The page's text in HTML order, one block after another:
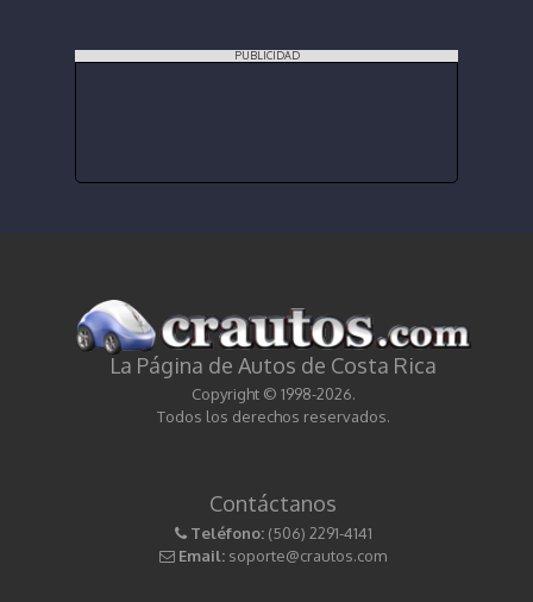
PUBLICIDAD
La Página de Autos de Costa Rica
Copyright © 1998-2026.
Todos los derechos reservados.
Contáctanos
Teléfono: (506) 2291-4141
Email: soporte@crautos.com